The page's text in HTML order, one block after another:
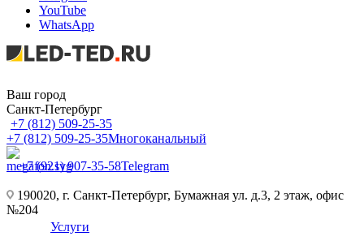
YouTube
WhatsApp
Ваш город
Санкт-Петербург
+7 (812) 509-25-35
+7 (812) 509-25-35Многоканальный
+7 (921) 907-35-58Telegram
190020, г. Санкт-Петербург, Бумажная ул. д.3, 2 этаж, офис
№204
Услуги